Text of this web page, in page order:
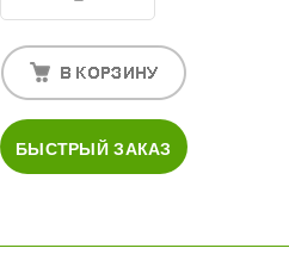
БЫСТРЫЙ ЗАКАЗ